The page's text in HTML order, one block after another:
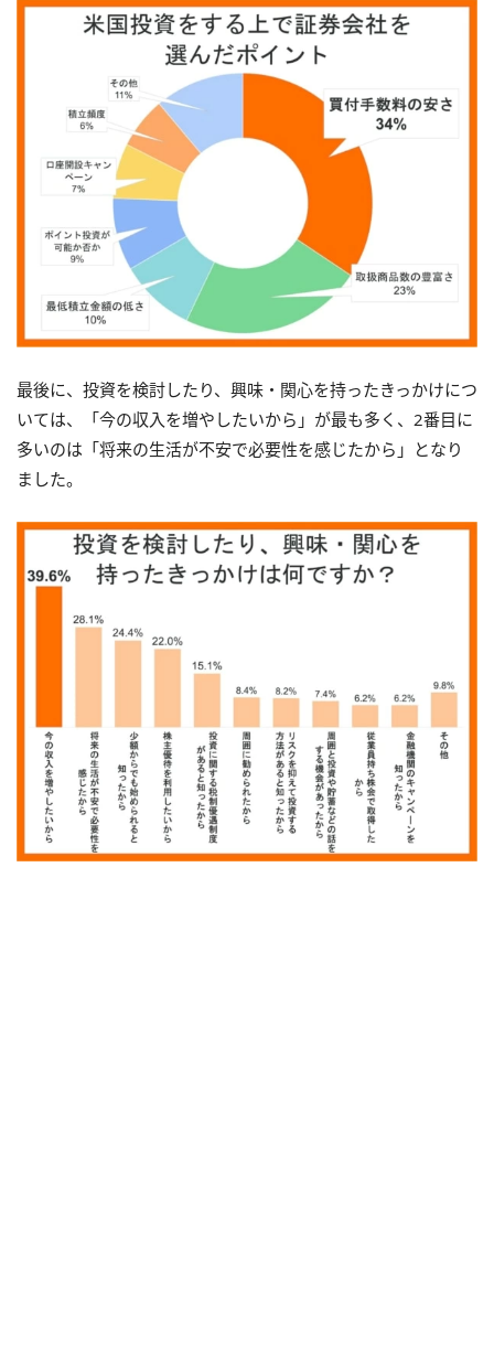
最後に、投資を検討したり、興味・関心を持ったきっかけにつ
いては、「今の収入を増やしたいから」が最も多く、2番目に
多いのは「将来の生活が不安で必要性を感じたから」となり
ました。